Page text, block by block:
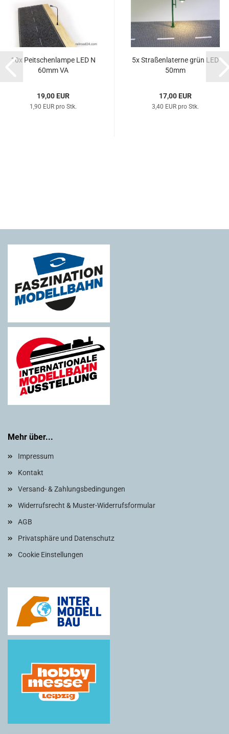
10x Peitschenlampe LED N
60mm VA
19,00 EUR
1,90 EUR pro Stk.
5x Straßenlaterne grün LED
50mm
17,00 EUR
3,40 EUR pro Stk.
Mehr über...
Impressum
Kontakt
Versand- & Zahlungsbedingungen
Widerrufsrecht & Muster-Widerrufsformular
AGB
Privatsphäre und Datenschutz
Cookie Einstellungen